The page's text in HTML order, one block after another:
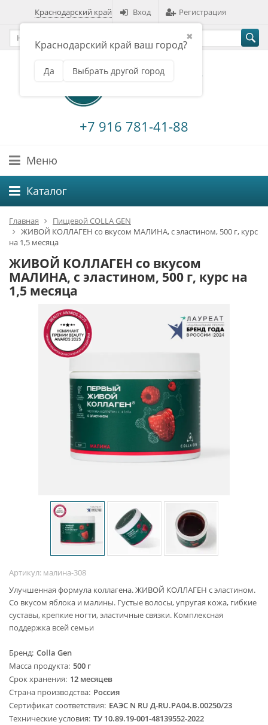
Краснодарский край
✖
Краснодарский край ваш город?
Да Выбрать другой город
Вход Регистрация
+7 916 781-41-88
Меню
Каталог
Главная
Пищевой COLLA GEN
ЖИВОЙ КОЛЛАГЕН со вкусом МАЛИНА, с эластином, 500 г, курс
на 1,5 месяца
ЖИВОЙ КОЛЛАГЕН со вкусом
МАЛИНА, с эластином, 500 г, курс на
1,5 месяца
Артикул: малина-308
Улучшенная формула коллагена. ЖИВОЙ КОЛЛАГЕН с эластином.
Со вкусом яблока и малины. Густые волосы, упругая кожа, гибкие
суставы, крепкие ногти, эластичные связки. Комплексная
поддержка всей семьи
Бренд Colla Gen
Масса продукта 500 г
Срок хранения 12 месяцев
Страна производства Россия
Сертификат соответствия ЕАЭС N RU Д-RU.PA04.B.00250/23
Технические условия ТУ 10.89.19-001-48139552-2022